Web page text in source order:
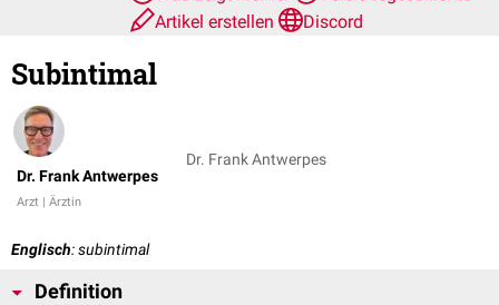
Artikel erstellen
Discord
Subintimal
Dr. Frank Antwerpes
Arzt | Ärztin
Dr. Frank Antwerpes
Englisch: subintimal
Definition